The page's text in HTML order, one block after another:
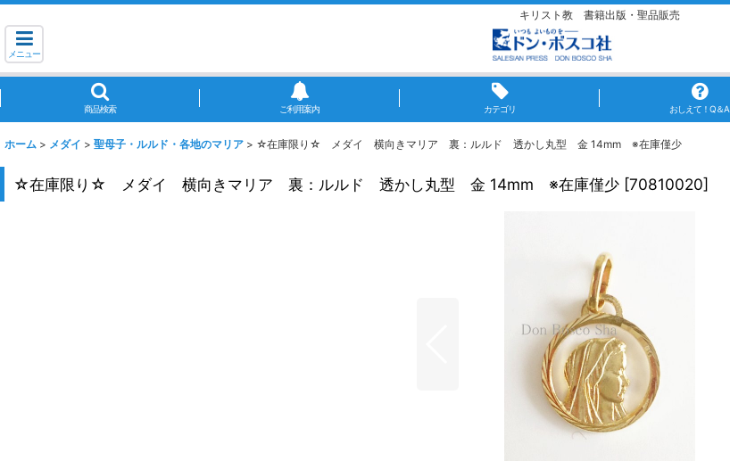
キリスト教 書籍出版・聖品販売
メニュー
商品検索 ご利用案内 カテゴリ おしえて！Q＆A
ホーム > メダイ > 聖母子・ルルド・各地のマリア > ☆在庫限り☆ メダイ 横向きマリア 裏：ルルド 透かし丸型 金 14mm ※在庫僅少
☆在庫限り☆ メダイ 横向きマリア 裏：ルルド 透かし丸型 金 14mm ※在庫僅少 [70810020]